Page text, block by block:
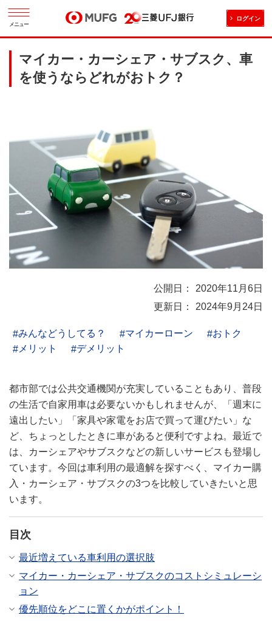
メニュー
ログイン
マイカー・カーシェア・サブスク、車
を使うならどれがおトク？
2020年11月6日
2024年9月24日
みんなどうしてる？ マイカーローン
おトク
メリット
デメリット
都市部では公共交通機関が充実していることもあり、普段
の生活で自家用車は必要ないかもしれませんが、「週末に
遠出したい」「家具や家電をお店で買って運びたい」な
ど、ちょっとしたときに車があると便利ですよね。最近で
は、カーシェアやサブスクなどの新しいサービスも登場し
ています。今回は車利用の最適解を探すべく、マイカー購
入・カーシェア・サブスクの3つを比較していきたいと思
います。
目次
最近増えている車利用の選択肢
マイカー・カーシェア・サブスクのコストシミュレーシ
ョン
優先順位をどこに置くかがポイント！